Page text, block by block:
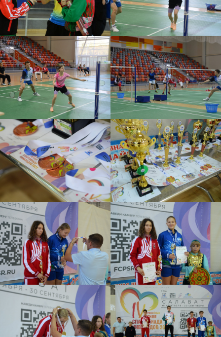
Telegram Rutube
Вконтакте
резерва России
МЕТОДИЧЕСКИЙ ЦЕНТР
СПОРТ
ДОКУМЕНТЫ
ПОВЫШЕНИЕ
КВАЛИФИКАЦИИ
РУКОВОДСТВО
ПРЕСС-ЦЕНТР
Политика конфиденциальности